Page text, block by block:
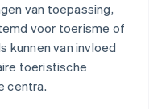
van toepassing,
voor toerisme of
kunnen van invloed
toeristische
centra.